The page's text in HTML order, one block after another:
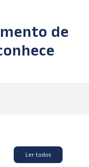
de
Ler todos